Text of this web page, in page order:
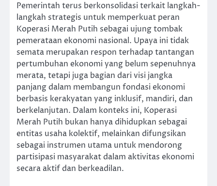
Pemerintah terus berkonsolidasi terkait langkah-
langkah strategis untuk memperkuat peran
Koperasi Merah Putih sebagai ujung tombak
pemerataan ekonomi nasional. Upaya ini tidak
semata merupakan respon terhadap tantangan
pertumbuhan ekonomi yang belum sepenuhnya
merata, tetapi juga bagian dari visi jangka
panjang dalam membangun fondasi ekonomi
berbasis kerakyatan yang inklusif, mandiri, dan
berkelanjutan. Dalam konteks ini, Koperasi
Merah Putih bukan hanya dihidupkan sebagai
entitas usaha kolektif, melainkan difungsikan
sebagai instrumen utama untuk mendorong
partisipasi masyarakat dalam aktivitas ekonomi
secara aktif dan berkeadilan.